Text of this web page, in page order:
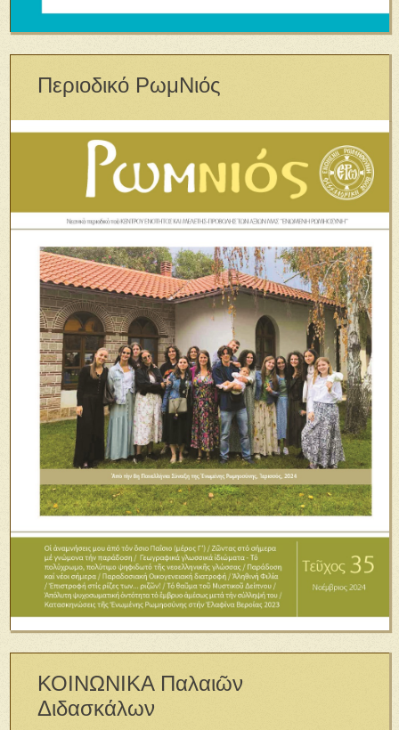
Περιοδικό ΡωμΝιός
ΚΟΙΝΩΝΙΚΑ Παλαιῶν
Διδασκάλων